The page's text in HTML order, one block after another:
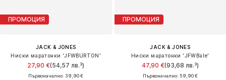
ПРОМОЦИЯ
JACK & JONES
Ниски маратонки 'JFWBURTON'
27,90 €(54,57 лв.³)
Първоначално: 39,90 €
ПРОМОЦИЯ
JACK & JONES
Ниски маратонки 'JFWBale'
47,90 €(93,68 лв.³)
Първоначално: 59,90 €